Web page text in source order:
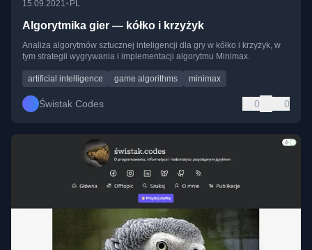
15.09.2021• PL
Algorytmika gier — kółko i krzyżyk
Analiza algorytmów sztucznej inteligencji dla gry w kółko i krzyżyk, w
tym strategii wygrywania i implementacji algorytmu Minimax.
artificial intelligence game algorithms minimax
Świstak Codes 0 0